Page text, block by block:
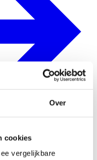
Over
cookies
vergelijkbare